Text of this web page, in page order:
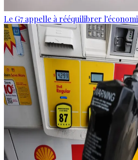
Le G7 appelle à rééquilibrer